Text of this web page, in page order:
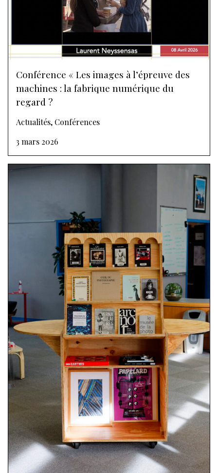
Conférence « Les images à l’épreuve des
machines : la fabrique numérique du
regard ?
Actualités, Conférences
3 mars 2026